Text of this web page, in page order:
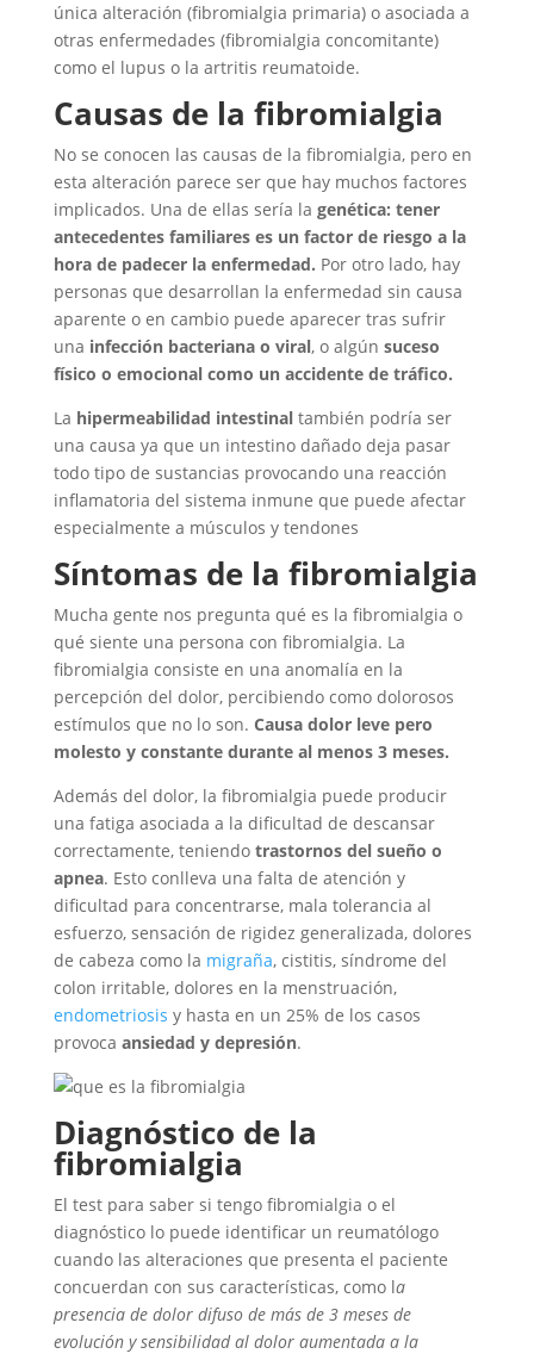
única alteración (fibromialgia primaria) o asociada a
otras enfermedades (fibromialgia concomitante)
como el lupus o la artritis reumatoide.
Causas de la fibromialgia
No se conocen las causas de la fibromialgia, pero en
esta alteración parece ser que hay muchos factores
implicados. Una de ellas sería la genética: tener
antecedentes familiares es un factor de riesgo a la
hora de padecer la enfermedad. Por otro lado, hay
personas que desarrollan la enfermedad sin causa
aparente o en cambio puede aparecer tras sufrir
una infección bacteriana o viral, o algún suceso
físico o emocional como un accidente de tráfico.
La hipermeabilidad intestinal también podría ser
una causa ya que un intestino dañado deja pasar
todo tipo de sustancias provocando una reacción
inflamatoria del sistema inmune que puede afectar
especialmente a músculos y tendones
Síntomas de la fibromialgia
Mucha gente nos pregunta qué es la fibromialgia o
qué siente una persona con fibromialgia. La
fibromialgia consiste en una anomalía en la
percepción del dolor, percibiendo como dolorosos
estímulos que no lo son. Causa dolor leve pero
molesto y constante durante al menos 3 meses.
Además del dolor, la fibromialgia puede producir
una fatiga asociada a la dificultad de descansar
correctamente, teniendo trastornos del sueño o
apnea. Esto conlleva una falta de atención y
dificultad para concentrarse, mala tolerancia al
esfuerzo, sensación de rigidez generalizada, dolores
de cabeza como la migraña, cistitis, síndrome del
colon irritable, dolores en la menstruación,
endometriosis y hasta en un 25% de los casos
provoca ansiedad y depresión.
Diagnóstico de la
fibromialgia
El test para saber si tengo fibromialgia o el
diagnóstico lo puede identificar un reumatólogo
cuando las alteraciones que presenta el paciente
concuerdan con sus características, como la
presencia de dolor difuso de más de 3 meses de
evolución y sensibilidad al dolor aumentada a la